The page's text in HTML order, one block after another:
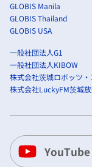
GLOBIS Manila
GLOBIS Thailand
GLOBIS USA
一般社団法人G1
一般社団法人KIBOW
株式会社茨城ロボッツ
株式会社LuckyFM茨城
YouTube